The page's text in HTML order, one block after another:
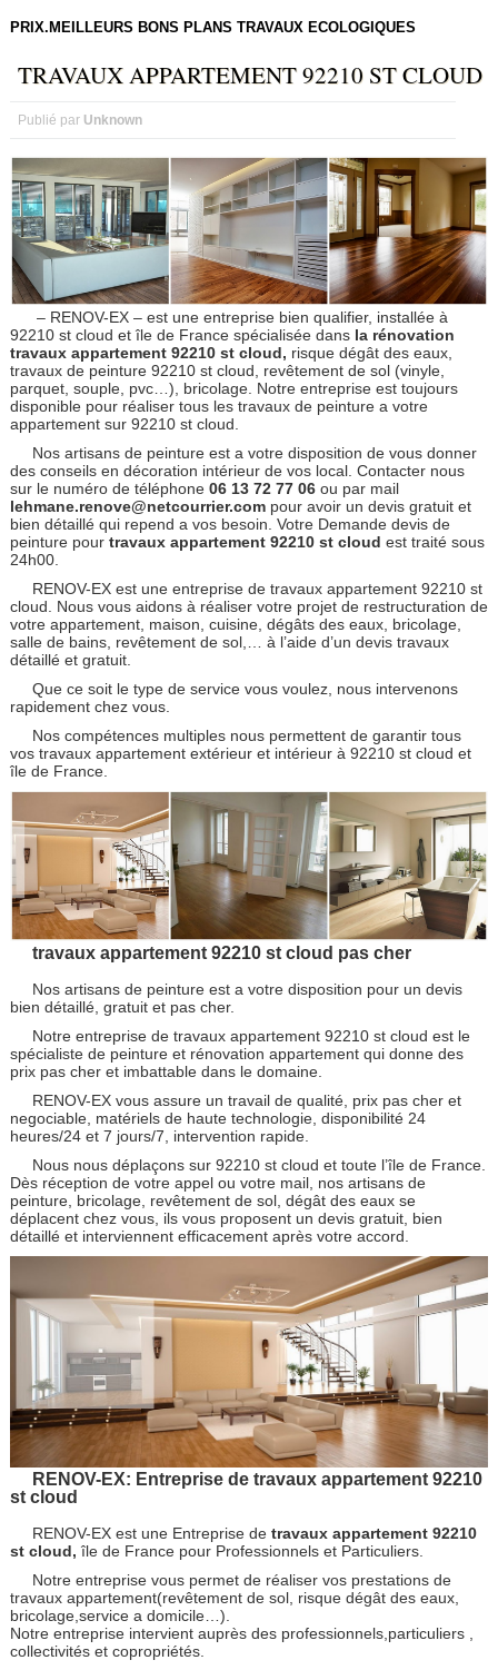
PRIX.MEILLEURS BONS PLANS TRAVAUX ECOLOGIQUES
TRAVAUX APPARTEMENT 92210 ST CLOUD
Publié par Unknown
– RENOV-EX – est une entreprise bien qualifier, installée à
92210 st cloud et île de France spécialisée dans la rénovation
travaux appartement 92210 st cloud, risque dégât des eaux,
travaux de peinture 92210 st cloud, revêtement de sol (vinyle,
parquet, souple, pvc…), bricolage. Notre entreprise est toujours
disponible pour réaliser tous les travaux de peinture a votre
appartement sur 92210 st cloud.
Nos artisans de peinture est a votre disposition de vous donner
des conseils en décoration intérieur de vos local. Contacter nous
sur le numéro de téléphone 06 13 72 77 06 ou par mail
lehmane.renove@netcourrier.com pour avoir un devis gratuit et
bien détaillé qui repend a vos besoin. Votre Demande devis de
peinture pour travaux appartement 92210 st cloud est traité sous
24h00.
RENOV-EX est une entreprise de travaux appartement 92210 st
cloud. Nous vous aidons à réaliser votre projet de restructuration de
votre appartement, maison, cuisine, dégâts des eaux, bricolage,
salle de bains, revêtement de sol,… à l’aide d’un devis travaux
détaillé et gratuit.
Que ce soit le type de service vous voulez, nous intervenons
rapidement chez vous.
Nos compétences multiples nous permettent de garantir tous
vos travaux appartement extérieur et intérieur à 92210 st cloud et
île de France.
travaux appartement 92210 st cloud pas cher
Nos artisans de peinture est a votre disposition pour un devis
bien détaillé, gratuit et pas cher.
Notre entreprise de travaux appartement 92210 st cloud est le
spécialiste de peinture et rénovation appartement qui donne des
prix pas cher et imbattable dans le domaine.
RENOV-EX vous assure un travail de qualité, prix pas cher et
negociable, matériels de haute technologie, disponibilité 24
heures/24 et 7 jours/7, intervention rapide.
Nous nous déplaçons sur 92210 st cloud et toute l’île de France.
Dès réception de votre appel ou votre mail, nos artisans de
peinture, bricolage, revêtement de sol, dégât des eaux se
déplacent chez vous, ils vous proposent un devis gratuit, bien
détaillé et interviennent efficacement après votre accord.
RENOV-EX: Entreprise de travaux appartement 92210
st cloud
RENOV-EX est une Entreprise detravaux appartement 92210
st cloud, île de France pour Professionnels et Particuliers.
Notre entreprise vous permet de réaliser vos prestations de
travaux appartement(revêtement de sol, risque dégât des eaux,
bricolage,service a domicile…).
Notre entreprise intervient auprès des professionnels,particuliers ,
collectivités et copropriétés.